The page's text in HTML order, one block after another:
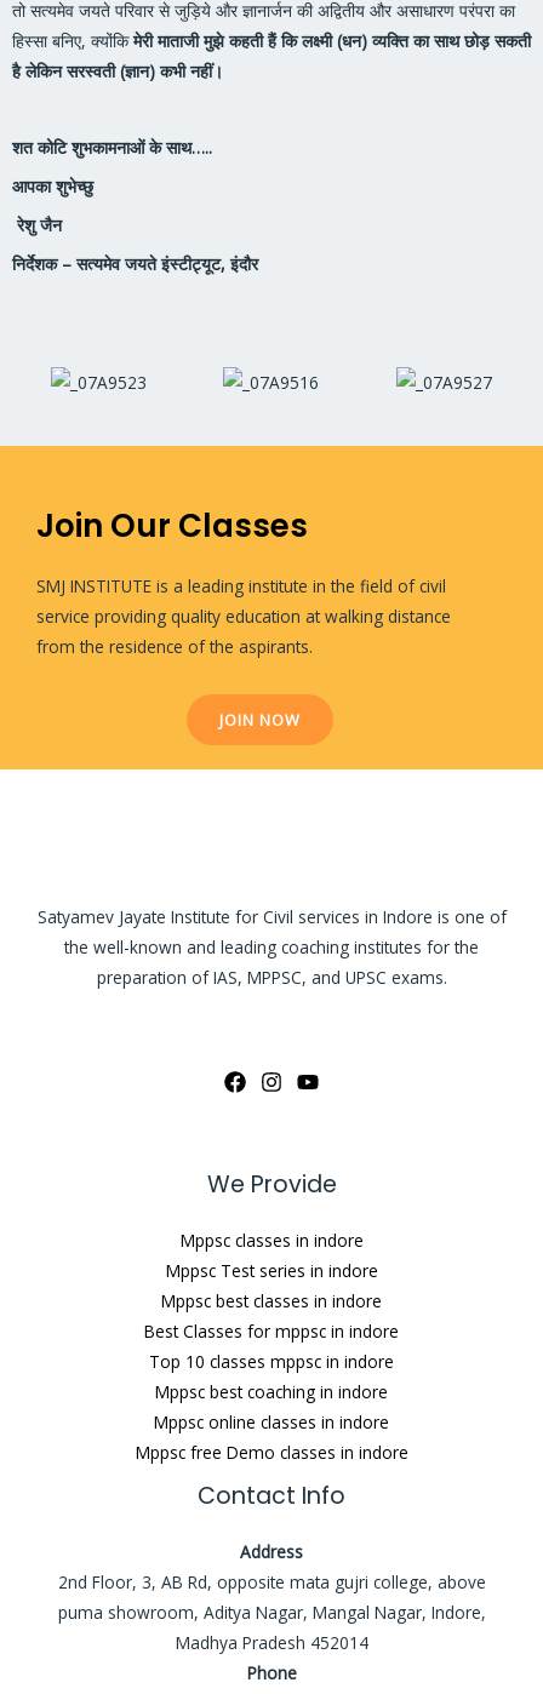
तो सत्यमेव जयते परिवार से जुड़िये और ज्ञानार्जन की अद्वितीय और असाधारण परंपरा का
हिस्सा बनिए, क्योंकिमेरी माताजी मुझे कहती हैं कि लक्ष्मी (धन) व्यक्ति का साथ छोड़ सकती
है लेकिन सरस्वती (ज्ञान) कभी नहीं।
शत कोटि शुभकामनाओं के साथ…..
आपका शुभेच्छु
रेशु जैन
निर्देशक – सत्यमेव जयते इंस्टीट्यूट, इंदौर
Join Our Classes
SMJ INSTITUTE is a leading institute in the field of civil
service providing quality education at walking distance
from the residence of the aspirants.
JOIN NOW
Satyamev Jayate Institute for Civil services in Indore is one of
the well-known and leading coaching institutes for the
preparation of IAS, MPPSC, and UPSC exams.
We Provide
Mppsc classes in indore
Mppsc Test series in indore
Mppsc best classes in indore
Best Classes for mppsc in indore
Top 10 classes mppsc in indore
Mppsc best coaching in indore
Mppsc online classes in indore
Mppsc free Demo classes in indore
Contact Info
Address
2nd Floor, 3, AB Rd, opposite mata gujri college, above
puma showroom, Aditya Nagar, Mangal Nagar, Indore,
Madhya Pradesh 452014
Phone